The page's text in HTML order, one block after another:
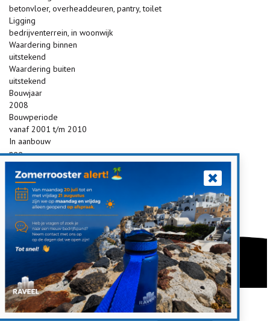
betonvloer, overheaddeuren, pantry, toilet
Ligging
bedrijventerrein, in woonwijk
Waardering binnen
uitstekend
Waardering buiten
uitstekend
Bouwjaar
2008
Bouwperiode
vanaf 2001 t/m 2010
In aanbouw
nee
Bedrijfsruimte
Bedrijfshal oppervlakte
180 m²
Deel dit object